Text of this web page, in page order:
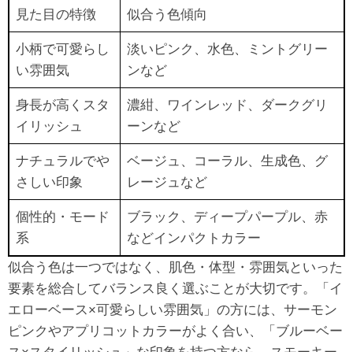
見た目の特徴 似合う色傾向
小柄で可愛らし
い雰囲気
淡いピンク、水色、ミントグリー
ンなど
身長が高くスタ
イリッシュ
濃紺、ワインレッド、ダークグリ
ーンなど
ナチュラルでや
さしい印象
ベージュ、コーラル、生成色、グ
レージュなど
個性的・モード
系
ブラック、ディープパープル、赤
などインパクトカラー
似合う色は一つではなく、肌色・体型・雰囲気といった
要素を総合してバランス良く選ぶことが大切です。「イ
エローベース×可愛らしい雰囲気」の方には、サーモン
ピンクやアプリコットカラーがよく合い、「ブルーベー